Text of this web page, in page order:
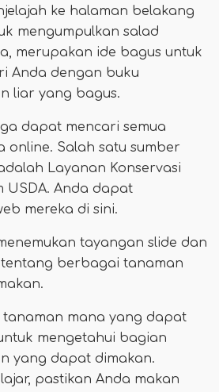
ke halaman belakang
mengumpulkan salad
merupakan ide bagus untuk
Anda dengan buku
liar yang bagus.
dapat mencari semua
online. Salah satu sumber
Layanan Konservasi
USDA. Anda dapat
mereka di sini.
tayangan slide dan
berbagai tanaman
tanaman mana yang dapat
mengetahui bagian
yang dapat dimakan.
pastikan Anda makan